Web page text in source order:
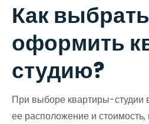
Как
оформить
студию?
При выборе квартиры-студии
ее расположение и